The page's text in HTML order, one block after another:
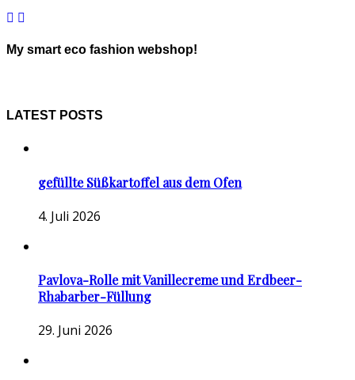
My smart eco fashion webshop!
LATEST POSTS
gefüllte Süßkartoffel aus dem Ofen
4. Juli 2026
Pavlova-Rolle mit Vanillecreme und Erdbeer-
Rhabarber-Füllung
29. Juni 2026